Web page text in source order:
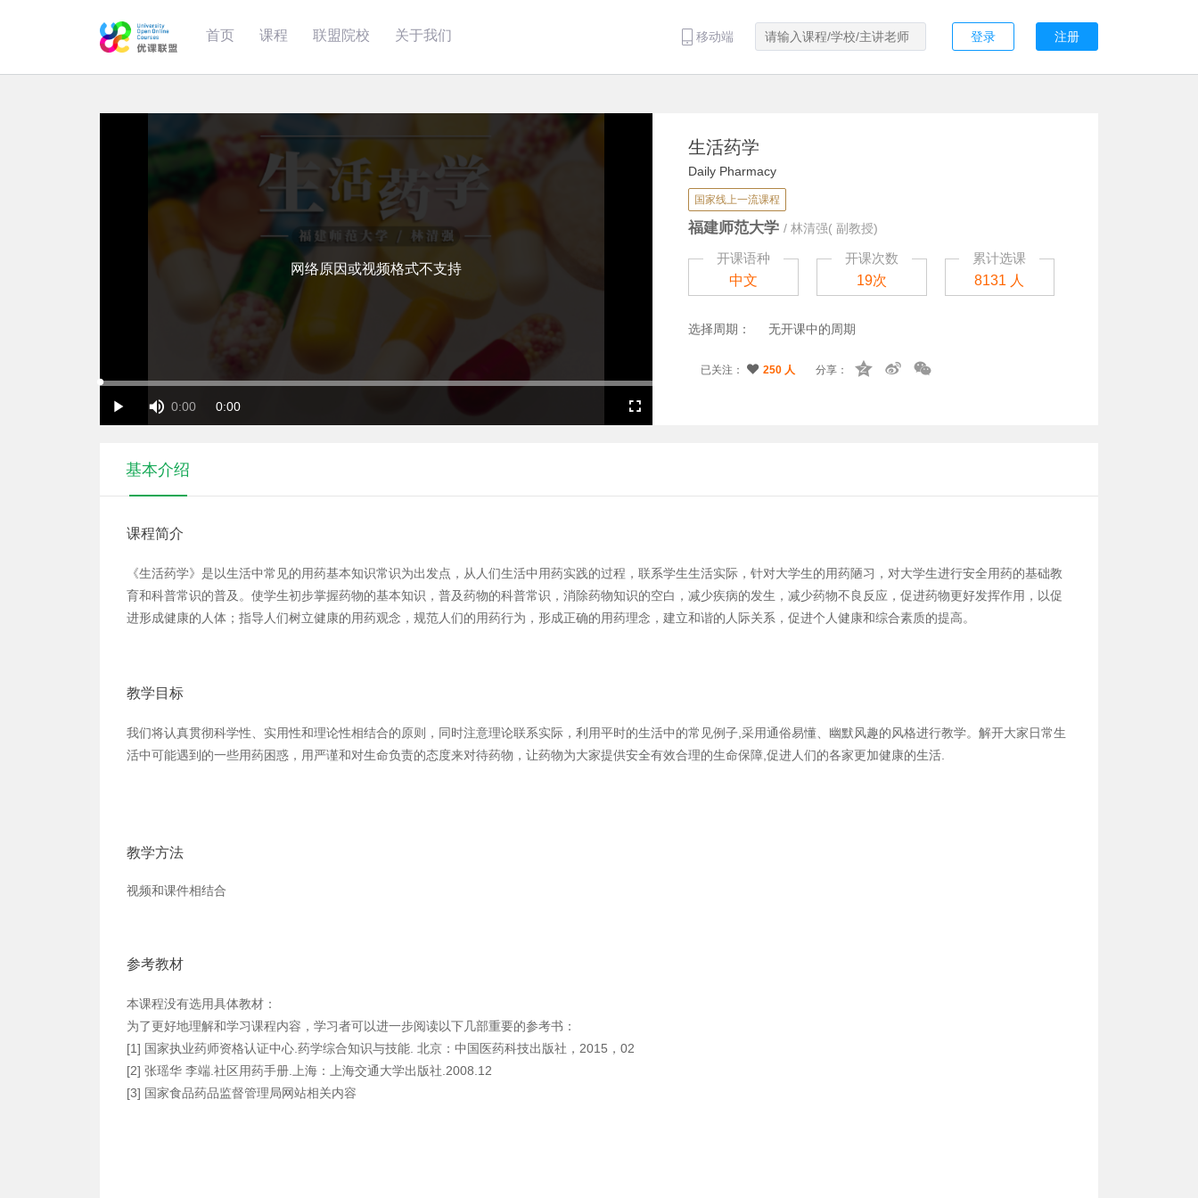
首页 课程 联盟院校 关于我们 移动端 登录 注册
Loaded:
Progress:
Play
Duration
0:00 Current
0:00 Fullscreen
网络原因或视频格式不支持
生活药学
Daily Pharmacy
国家线上一流课程
福建师范大学 / 林清强( 副教授)
开课语种
中文
开课次数
19次
累计选课
8131 人
选择周期： 无开课中的周期
已关注： 250 人 分享：
基本介绍
课程简介
《生活药学》是以生活中常见的用药基本知识常识为出发点，从人们生活中用药实践的过程，联系学生生活实际，针对大学生的用药陋习，对大学生进行安全用药的基础教
育和科普常识的普及。使学生初步掌握药物的基本知识，普及药物的科普常识，消除药物知识的空白，减少疾病的发生，减少药物不良反应，促进药物更好发挥作用，以促
进形成健康的人体；指导人们树立健康的用药观念，规范人们的用药行为，形成正确的用药理念，建立和谐的人际关系，促进个人健康和综合素质的提高。
教学目标
我们将认真贯彻科学性、实用性和理论性相结合的原则，同时注意理论联系实际，利用平时的生活中的常见例子,采用通俗易懂、幽默风趣的风格进行教学。解开大家日常生
活中可能遇到的一些用药困惑，用严谨和对生命负责的态度来对待药物，让药物为大家提供安全有效合理的生命保障,促进人们的各家更加健康的生活.
教学方法
视频和课件相结合
参考教材
本课程没有选用具体教材：
为了更好地理解和学习课程内容，学习者可以进一步阅读以下几部重要的参考书：
[1] 国家执业药师资格认证中心.药学综合知识与技能. 北京：中国医药科技出版社，2015，02
[2] 张瑶华 李端.社区用药手册.上海：上海交通大学出版社.2008.12
[3] 国家食品药品监督管理局网站相关内容